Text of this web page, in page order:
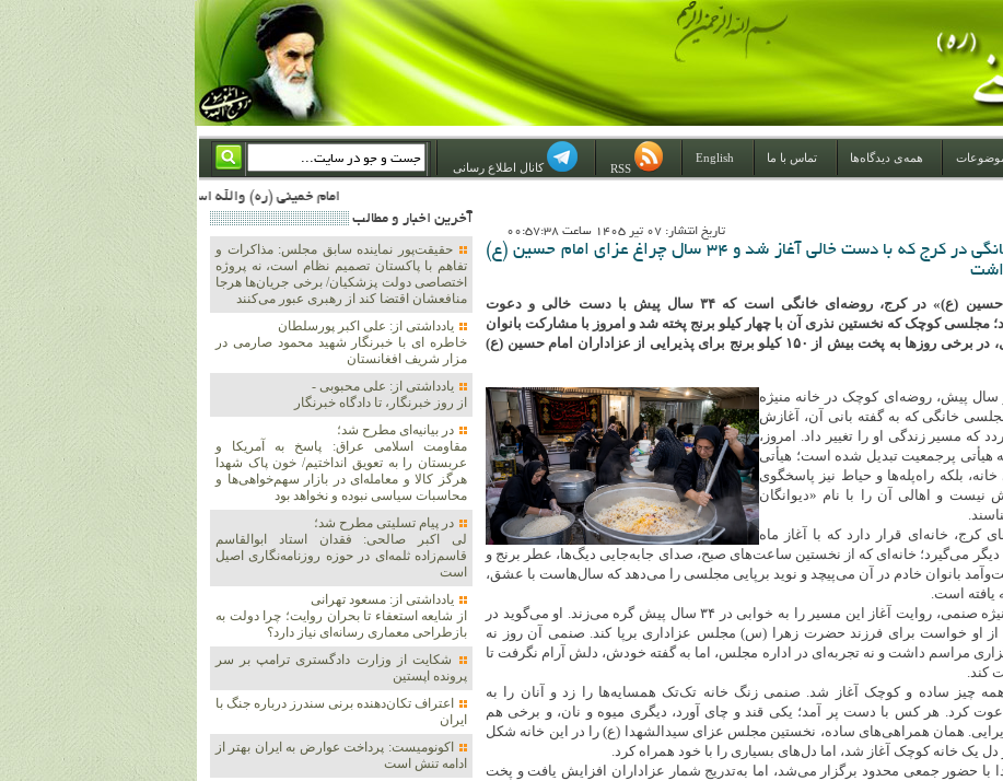
همه‌ی دیدگاه‌ها تماس با ما
English
کانال اطلاع رسانی
امام خمینی (ره) والله اسلام تمامش سیاست است؛ ***** امام شهید: به گفتار امام و کردار امام اهتمام بورزید ***** امام خمینی(ره): ان شاء الله ما اندوه دلمان را در وقت مناسب با انتقام از امریکا و آل سعود برطرف خواهیم ساخت و داغ و حسرت حلاوت این جنایت بزرگ را بر دلشان خواهیم نهاد 1367/4/29 ***** امام خمینی(رحمة الله علیه) : حکومت آل سعود، این وهابیهای پست بیخبر از خدا بسان خنجرند که همیشه از پشت در قلب مسلمانان فرو رفته‌اند 1366/5/12***** امام خمینی (ره) شهادت در راه خدا مسئله ای نیست که بشود با پیروزی در صحنه های نبرد مقایسه
تاريخ انتشار: 07 تير 1405 ساعت 00:57:38
روایت روضه‌ خانگی در کرج که با دست خالی آغاز شد و ۳۴ سال چراغ عزای امام حسین (ع)
هیئت «دیوانگان حسین (ع)» در کرج، روضه‌ای خانگی است که ۳۴ سال پیش با دست خالی و دعوت
مجلسی کوچک که نخستین نذری آن با چهار کیلو برنج پخته شد و امروز با مشارکت بانوان
خادم و اهالی محل، در برخی روزها به پخت بیش از ۱۵۰ کیلو برنج برای پذیرایی از عزاداران امام حسین (ع)
پیش، روضه‌ای کوچک در خانه منیژه
خانگی که به گفته بانی آن، آغازش
که مسیر زندگی او را تغییر داد. امروز،
هیأتی پرجمعیت تبدیل شده است؛ هیأتی
خانه، بلکه راه‌پله‌ها و حیاط نیز پاسخگوی
نیست و اهالی آن را با نام «دیوانگان
کرج، خانه‌ای قرار دارد که با آغاز ماه
می‌گیرد؛ خانه‌ای که از نخستین ساعت‌های صبح، صدای جابه‌جایی دیگ‌ها، عطر برنج و
بانوان خادم در آن می‌پیچد و نوید برپایی مجلسی را می‌دهد که سال‌هاست با عشق،
یافته است.
بانی این هیئت، منیژه صنمی، روایت آغاز این مسیر را به خوابی در ۳۴ سال پیش گره می‌زند. او می‌گوید در
از او خواست برای فرزند حضرت زهرا (س) مجلس عزاداری برپا کند. صنمی آن روز نه
مراسم داشت و نه تجربه‌ای در اداره مجلس، اما به گفته خودش، دلش آرام نگرفت تا
کند.
چیز ساده و کوچک آغاز شد. صنمی زنگ خانه تک‌تک همسایه‌ها را زد و آنان را به
کرد. هر کس با دست پر آمد؛ یکی قند و چای آورد، دیگری میوه و نان، و برخی هم
همان همراهی‌های ساده، نخستین مجلس عزای سیدالشهدا (ع) را در این خانه شکل
یک خانه کوچک آغاز شد، اما دل‌های بسیاری را با خود همراه کرد.
با حضور جمعی محدود برگزار می‌شد، اما به‌تدریج شمار عزاداران افزایش یافت و پخت
آخرين اخبار و مطالب
حقیقت‌پور نماینده سابق مجلس: مذاکرات و
تفاهم با پاکستان تصمیم نظام است، نه پروژه
اختصاصی دولت پزشکیان/ برخی جریان‌ها هرجا
منافعشان اقتضا کند از رهبری عبور می‌کنند
یادداشتی از: علی اکبر پورسلطان
خاطره ای با خبرنگار شهید محمود صارمی در
مزار شریف افغانستان
یادداشتی از: علی محبوبی -
از روز خبرنگار، تا دادگاه خبرنگار
در بیانیه‌ای مطرح شد؛
مقاومت اسلامی عراق: پاسخ به آمریکا و
عربستان را به تعویق انداختیم/ خون پاک شهدا
هرگز کالا و معامله‌ای در بازار سهم‌خواهی‌ها و
محاسبات سیاسی نبوده و نخواهد بود
در پیام تسلیتی مطرح شد؛
لی اکبر صالحی: فقدان استاد ابوالقاسم
قاسم‌زاده ثلمه‌ای در حوزه روزنامه‌نگاری اصیل
است
یادداشتی از: مسعود تهرانی
از شایعه استعفاء تا بحران روایت؛ چرا دولت به
بازطراحی معماری رسانه‌ای نیاز دارد؟
شکایت از وزارت دادگستری ترامپ بر سر
پرونده اپستین
اعتراف تکان‌دهنده برنی سندرز درباره جنگ با
ایران
اکونومیست: پرداخت عوارض به ایران بهتر از
ادامه تنش است